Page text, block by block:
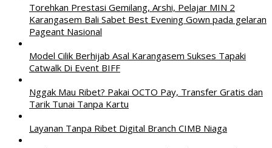
Torehkan Prestasi Gemilang, Arshi, Pelajar MIN 2
Karangasem Bali Sabet Best Evening Gown pada gelaran
Pageant Nasional
Model Cilik Berhijab Asal Karangasem Sukses Tapaki
Catwalk Di Event BIFF
Nggak Mau Ribet? Pakai OCTO Pay, Transfer Gratis dan
Tarik Tunai Tanpa Kartu
Layanan Tanpa Ribet Digital Branch CIMB Niaga